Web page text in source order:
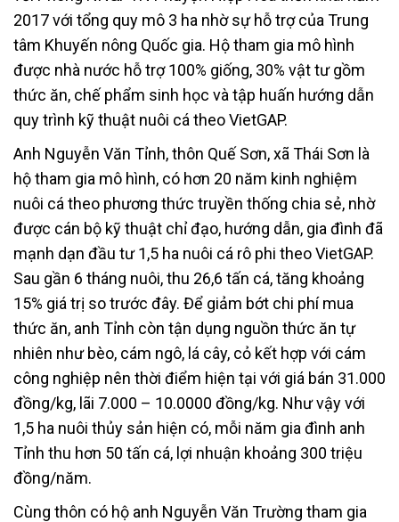
2017 với tổng quy mô 3 ha nhờ sự hỗ trợ của Trung
tâm Khuyến nông Quốc gia. Hộ tham gia mô hình
được nhà nước hỗ trợ 100% giống, 30% vật tư gồm
thức ăn, chế phẩm sinh học và tập huấn hướng dẫn
quy trình kỹ thuật nuôi cá theo VietGAP.
Anh Nguyễn Văn Tỉnh, thôn Quế Sơn, xã Thái Sơn là
hộ tham gia mô hình, có hơn 20 năm kinh nghiệm
nuôi cá theo phương thức truyền thống chia sẻ, nhờ
được cán bộ kỹ thuật chỉ đạo, hướng dẫn, gia đình đã
mạnh dạn đầu tư 1,5 ha nuôi cá rô phi theo VietGAP.
Sau gần 6 tháng nuôi, thu 26,6 tấn cá, tăng khoảng
15% giá trị so trước đây. Để giảm bớt chi phí mua
thức ăn, anh Tỉnh còn tận dụng nguồn thức ăn tự
nhiên như bèo, cám ngô, lá cây, cỏ kết hợp với cám
công nghiệp nên thời điểm hiện tại với giá bán 31.000
đồng/kg, lãi 7.000 – 10.0000 đồng/kg. Như vậy với
1,5 ha nuôi thủy sản hiện có, mỗi năm gia đình anh
Tỉnh thu hơn 50 tấn cá, lợi nhuận khoảng 300 triệu
đồng/năm.
Cùng thôn có hộ anh Nguyễn Văn Trường tham gia